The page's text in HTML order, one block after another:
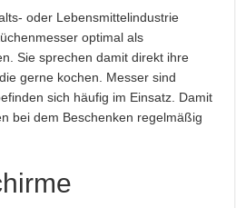
oder Lebensmittelindustrie
optimal als
Sie sprechen damit direkt ihre
gerne kochen. Messer sind
sich häufig im Einsatz. Damit
bei dem Beschenken regelmäßig